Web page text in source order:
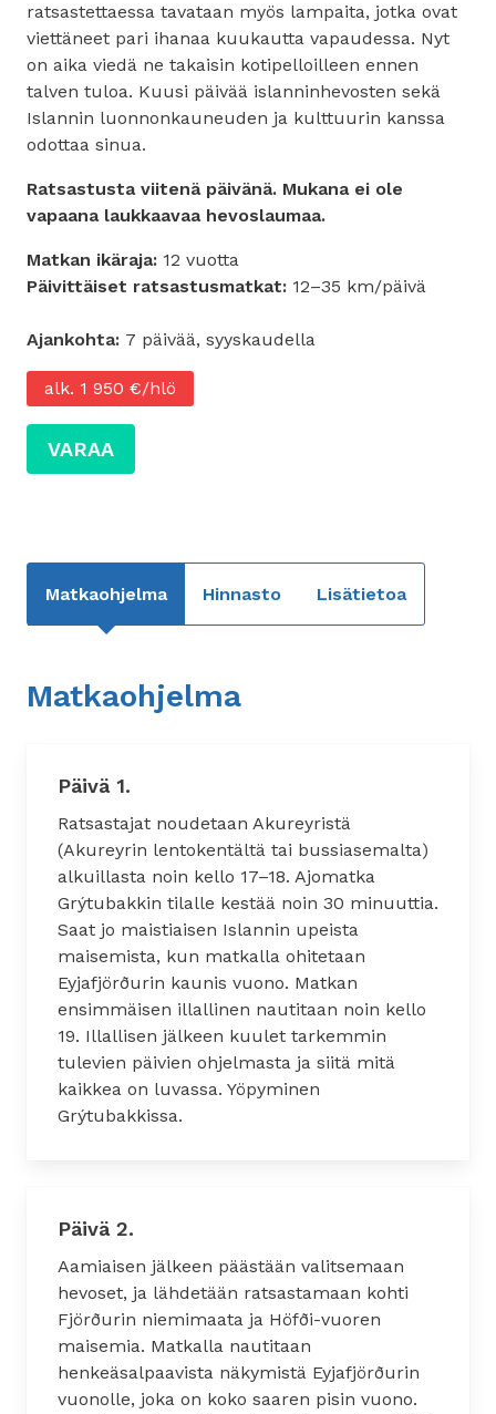
ratsastettaessa tavataan myös lampaita, jotka ovat
viettäneet pari ihanaa kuukautta vapaudessa. Nyt
on aika viedä ne takaisin kotipelloilleen ennen
talven tuloa. Kuusi päivää islanninhevosten sekä
Islannin luonnonkauneuden ja kulttuurin kanssa
odottaa sinua.
Ratsastusta viitenä päivänä. Mukana ei ole
vapaana laukkaavaa hevoslaumaa.
Matkan ikäraja: 12 vuotta
Päivittäiset ratsastusmatkat: 12–35 km/päivä
Ajankohta: 7 päivää, syyskaudella
alk. 1 950 €/hlö
VARAA
Matkaohjelma Hinnasto Lisätietoa
Matkaohjelma
Päivä 1.
Ratsastajat noudetaan Akureyristä
(Akureyrin lentokentältä tai bussiasemalta)
alkuillasta noin kello 17–18. Ajomatka
Grýtubakkin tilalle kestää noin 30 minuuttia.
Saat jo maistiaisen Islannin upeista
maisemista, kun matkalla ohitetaan
Eyjafjörðurin kaunis vuono. Matkan
ensimmäisen illallinen nautitaan noin kello
19. Illallisen jälkeen kuulet tarkemmin
tulevien päivien ohjelmasta ja siitä mitä
kaikkea on luvassa. Yöpyminen
Grýtubakkissa.
Päivä 2.
Aamiaisen jälkeen päästään valitsemaan
hevoset, ja lähdetään ratsastamaan kohti
Fjörðurin niemimaata ja Höfði-vuoren
maisemia. Matkalla nautitaan
henkeäsalpaavista näkymistä Eyjafjörðurin
vuonolle, joka on koko saaren pisin vuono.